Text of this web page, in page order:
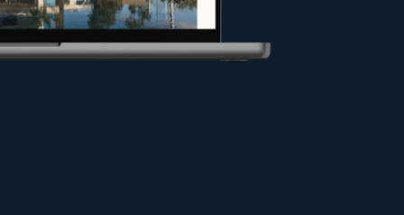
les meilleures conditions ou
pour valoriser votre projet.